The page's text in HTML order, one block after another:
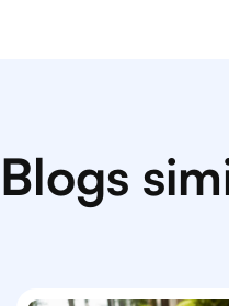
Blogs